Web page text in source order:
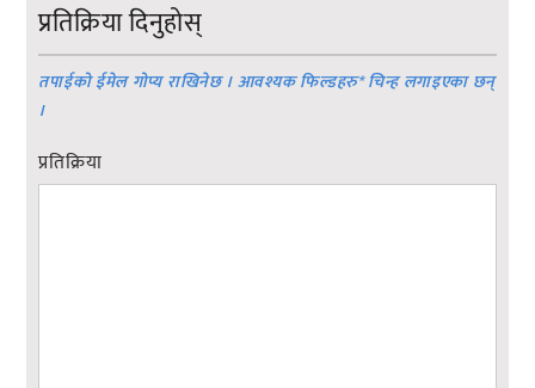
प्रतिक्रिया दिनुहोस्
तपाईको ईमेल गोप्य राखिनेछ । आवश्यक फिल्डहरु*चिन्ह लगाइएका छन्
।
प्रतिक्रिया